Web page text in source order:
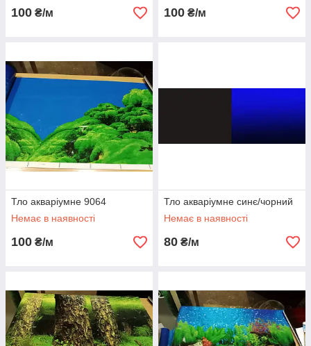
100 ₴/м 100 ₴/м
Тло акваріумне 9064
Немає в наявності
100 ₴/м
Тло акваріумне синє/чорний
Немає в наявності
80 ₴/м